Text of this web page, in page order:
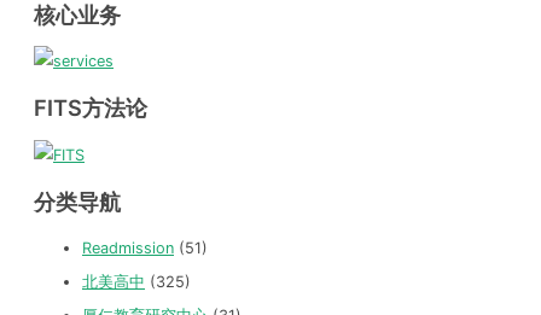
核心业务
FITS方法论
分类导航
Readmission (51)
北美高中 (325)